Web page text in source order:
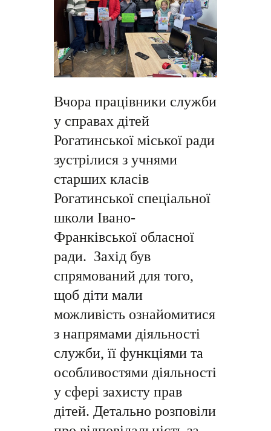
Вчора працівники служби
у справах дітей
Рогатинської міської ради
зустрілися з учнями
старших класів
Рогатинської спеціальної
школи Івано-
Франківської обласної
ради. Захід був
спрямований для того,
щоб діти мали
можливість ознайомитися
з напрямами діяльності
служби, її функціями та
особливостями діяльності
у сфері захисту прав
дітей. Детально розповіли